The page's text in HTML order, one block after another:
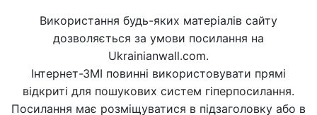
Використання будь-яких матеріалів сайту
дозволяється за умови посилання на
Ukrainianwall.com.
Інтернет-ЗМІ повинні використовувати прямі
відкриті для пошукових систем гіперпосилання.
Посилання має розміщуватися в підзаголовку або в